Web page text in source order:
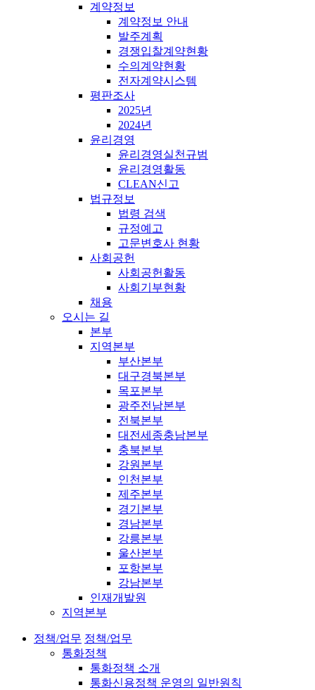
계약정보
계약정보 안내
발주계획
경쟁입찰계약현황
수의계약현황
전자계약시스템
평판조사
2025년
2024년
윤리경영
윤리경영실천규범
윤리경영활동
CLEAN신고
법규정보
법령 검색
규정예고
고문변호사 현황
사회공헌
사회공헌활동
사회기부현황
채용
오시는 길
본부
지역본부
부산본부
대구경북본부
목포본부
광주전남본부
전북본부
대전세종충남본부
충북본부
강원본부
인천본부
제주본부
경기본부
경남본부
강릉본부
울산본부
포항본부
강남본부
인재개발원
지역본부
정책/업무 정책/업무
통화정책
통화정책 소개
통화신용정책 운영의 일반원칙